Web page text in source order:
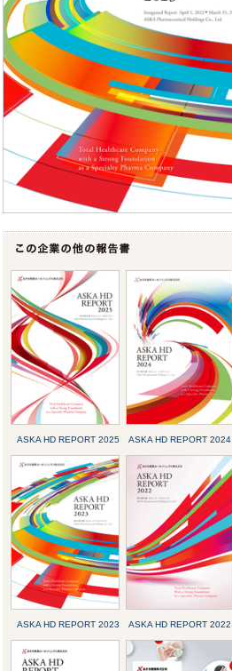
ASKA HD REPORT 2025 ASKA HD REPORT 2024
ASKA HD REPORT 2023 ASKA HD REPORT 2022